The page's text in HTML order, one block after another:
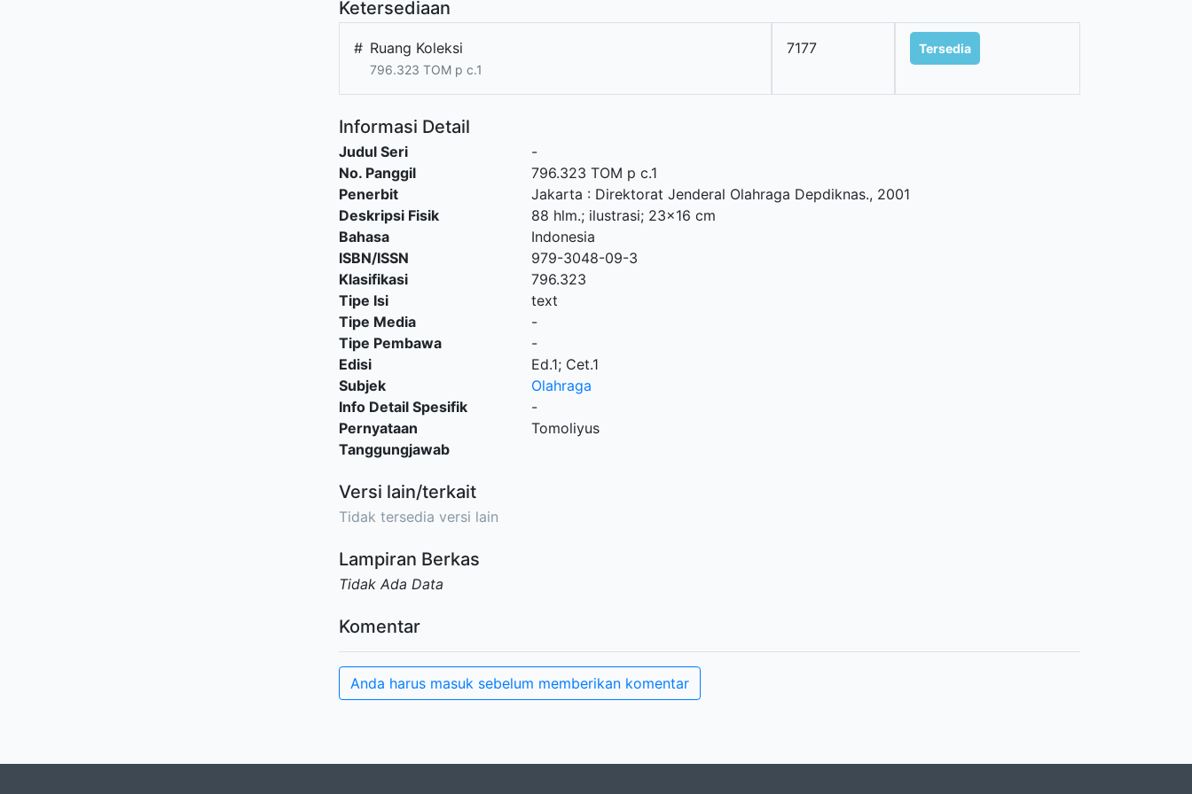
Ketersediaan
# Ruang Koleksi
796.323 TOM p c.1
7177 Tersedia
Informasi Detail
Judul Seri
-
No. Panggil
796.323 TOM p c.1
Penerbit
Jakarta : Direktorat Jenderal Olahraga Depdiknas., 2001
Deskripsi Fisik
88 hlm.; ilustrasi; 23x16 cm
Bahasa
Indonesia
ISBN/ISSN
979-3048-09-3
Klasifikasi
796.323
Tipe Isi
text
Tipe Media
-
Tipe Pembawa
-
Edisi
Ed.1; Cet.1
Subjek
Olahraga
Info Detail Spesifik
-
Pernyataan
Tanggungjawab
Tomoliyus
Versi lain/terkait
Tidak tersedia versi lain
Lampiran Berkas
Tidak Ada Data
Komentar
Anda harus masuk sebelum memberikan komentar